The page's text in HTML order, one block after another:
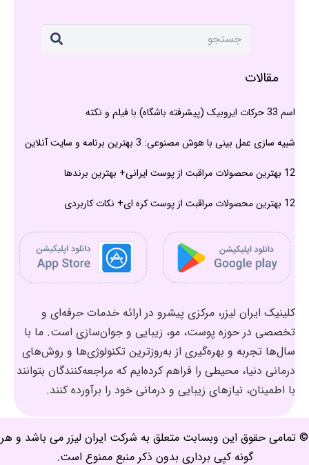
مقالات
اسم 33 حرکات ایروبیک (پیشرفته باشگاه) با فیلم و نکته
شبیه سازی عمل بینی با هوش مصنوعی: 3 بهترین برنامه و سایت آنلاین
12 بهترین محصولات مراقبت از پوست ایرانی+ بهترین برندها
12 بهترین محصولات مراقبت از پوست کره ای+ نکات کاربردی
کلینیک ایران لیزر، مرکزی پیشرو در ارائه خدمات حرفه‌ای و
تخصصی در حوزه پوست، مو، زیبایی و جوان‌سازی است. ما با
سال‌ها تجربه و بهره‌گیری از به‌روزترین تکنولوژی‌ها و روش‌های
درمانی دنیا، محیطی را فراهم کرده‌ایم که مراجعه‌کنندگان بتوانند
با اطمینان، نیازهای زیبایی و درمانی خود را برآورده کنند.
© تمامی حقوق این وبسابت متعلق به شرکت ایران لیزر می باشد و هر
گونه کپی برداری بدون ذکر منبع ممنوع است.